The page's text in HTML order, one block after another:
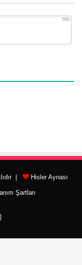
500
| Hisler Aynası
Şartları
Instagram